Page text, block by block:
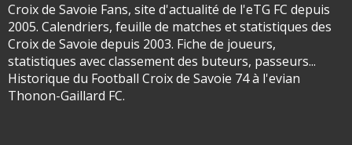
Croix de Savoie Fans, site d'actualité de l'eTG FC depuis
2005. Calendriers, feuille de matches et statistiques des
Croix de Savoie depuis 2003. Fiche de joueurs,
statistiques avec classement des buteurs, passeurs...
Historique du Football Croix de Savoie 74 à l'evian
Thonon-Gaillard FC.